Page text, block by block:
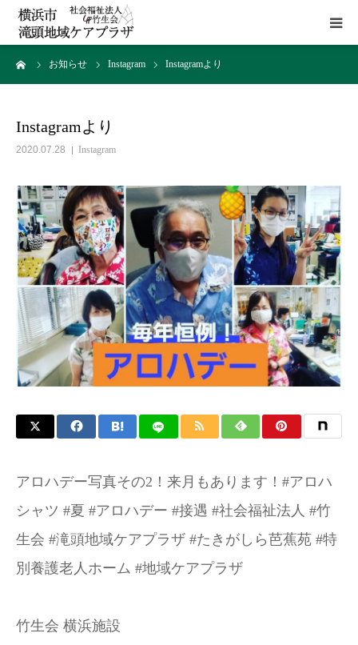
お知らせ Instagram Instagramより
Instagramより
2020.07.28 Instagram
アロハデー写真その2！来月もあります！#アロハ
シャツ #夏 #アロハデー #接遇 #社会福祉法人 #竹
生会 #滝頭地域ケアプラザ #たきがしら芭蕉苑 #特
別養護老人ホーム #地域ケアプラザ
竹生会 横浜施設
HOME
施設概要
貸室
アクセス
お問い合わせ